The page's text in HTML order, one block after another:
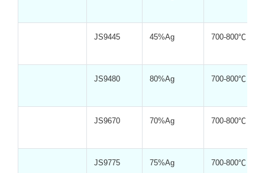
JS9445 45%Ag 700-800℃
JS9480 80%Ag 700-800℃
JS9670 70%Ag 700-800℃
JS9775 75%Ag 700-800℃